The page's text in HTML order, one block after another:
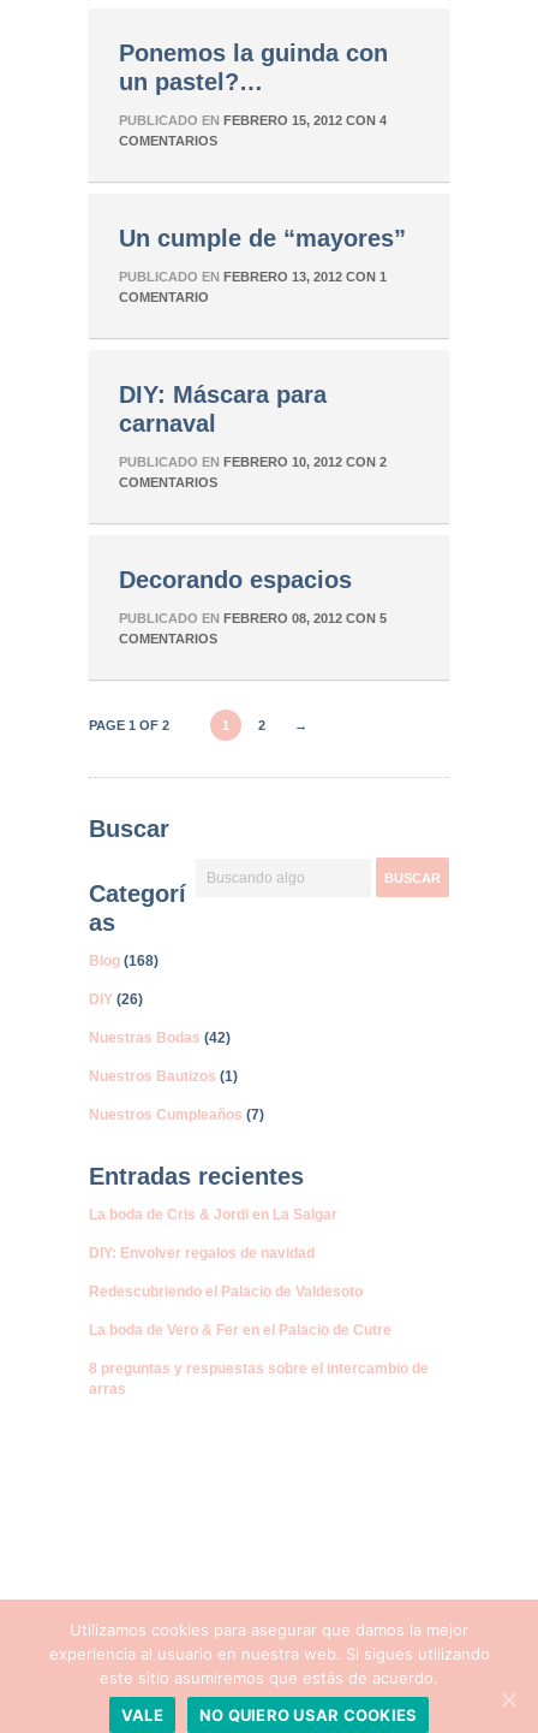
Ponemos la guinda con
un pastel?…
PUBLICADO EN FEBRERO 15, 2012 CON 4
COMENTARIOS
Un cumple de “mayores”
PUBLICADO EN FEBRERO 13, 2012 CON 1
COMENTARIO
DIY: Máscara para
carnaval
PUBLICADO EN FEBRERO 10, 2012 CON 2
COMENTARIOS
Decorando espacios
PUBLICADO EN FEBRERO 08, 2012 CON 5
COMENTARIOS
PAGE 1 OF 2 1 2 →
Buscar
Categorí
as
Blog (168)
DIY (26)
Nuestras Bodas (42)
Nuestros Bautizos (1)
Nuestros Cumpleaños (7)
Entradas recientes
La boda de Cris & Jordi en La Salgar
DIY: Envolver regalos de navidad
Redescubriendo el Palacio de Valdesoto
La boda de Vero & Fer en el Palacio de Cutre
8 preguntas y respuestas sobre el intercambio de
arras
Utilizamos cookies para asegurar que damos la mejor
experiencia al usuario en nuestra web. Si sigues utilizando
este sitio asumiremos que estás de acuerdo.
VALE
NO QUIERO USAR COOKIES